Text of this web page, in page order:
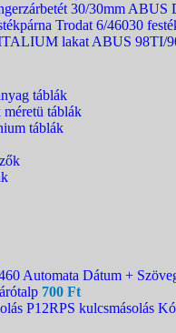
ABUS
Trodat 6/46030
ABUS 98TI/
táblák
táblák
táblák
700 Ft
P12RPS kulcsmásolás